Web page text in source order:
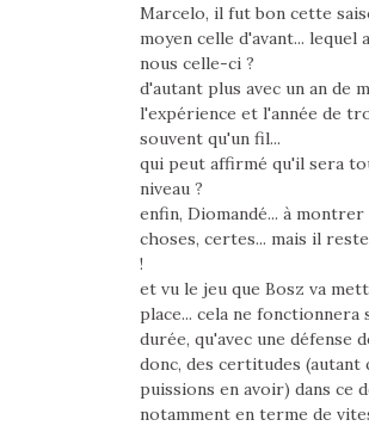
Marcelo, il fut bon cette
moyen celle d'avant... lequel
nous celle-ci ?
d'autant plus avec un an de
l'expérience et l'année de
souvent qu'un fil...
qui peut affirmé qu'il sera
niveau ?
enfin, Diomandé... à montrer
choses, certes... mais il
!
et vu le jeu que Bosz va
place... cela ne fonctionnera
durée, qu'avec une défense
donc, des certitudes (autant
puissions en avoir) dans ce
notamment en terme de